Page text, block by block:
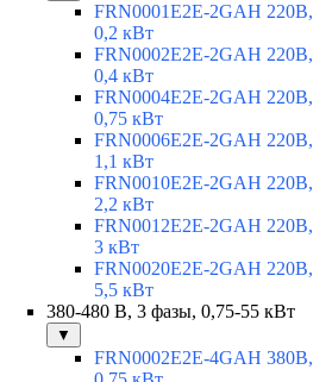
FRN0001E2E-2GAH 220В,
0,2 кВт
FRN0002E2E-2GAH 220В,
0,4 кВт
FRN0004E2E-2GAH 220В,
0,75 кВт
FRN0006E2E-2GAH 220В,
1,1 кВт
FRN0010E2E-2GAH 220В,
2,2 кВт
FRN0012E2E-2GAH 220В,
3 кВт
FRN0020E2E-2GAH 220В,
5,5 кВт
380-480 В, 3 фазы, 0,75-55 кВт
▼
FRN0002E2E-4GAH 380В,